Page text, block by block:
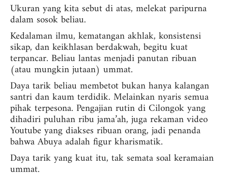
Ukuran yang kita sebut di atas, melekat paripurna
dalam sosok beliau.
Kedalaman ilmu, kematangan akhlak, konsistensi
sikap, dan keikhlasan berdakwah, begitu kuat
terpancar. Beliau lantas menjadi panutan ribuan
(atau mungkin jutaan) ummat.
Daya tarik beliau membetot bukan hanya kalangan
santri dan kaum terdidik. Melainkan nyaris semua
pihak terpesona. Pengajian rutin di Cilongok yang
dihadiri puluhan ribu jama’ah, juga rekaman video
Youtube yang diakses ribuan orang, jadi penanda
bahwa Abuya adalah figur kharismatik.
Daya tarik yang kuat itu, tak semata soal keramaian
ummat.